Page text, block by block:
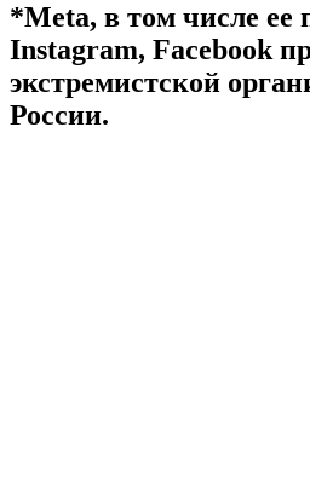
*Meta, в том числе ее
Instagram, Facebook
экстремистской
России.